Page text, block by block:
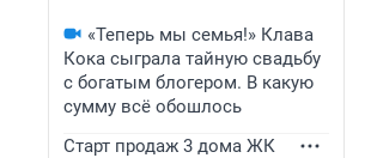
«Теперь мы семья!» Клава
Кока сыграла тайную свадьбу
с богатым блогером. В какую
сумму всё обошлось
Старт продаж 3 дома ЖК